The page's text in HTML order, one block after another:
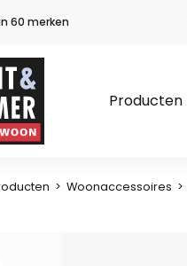
60 merken
Producten
> Woonaccessoires >